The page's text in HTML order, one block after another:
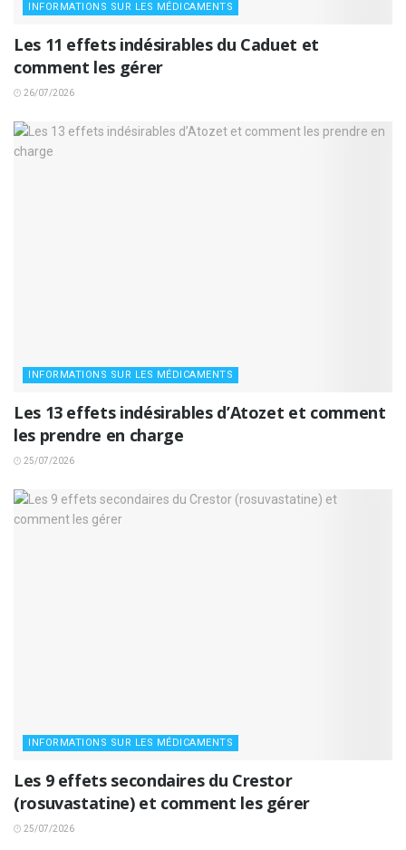
INFORMATIONS SUR LES MÉDICAMENTS
Les 11 effets indésirables du Caduet et
comment les gérer
26/07/2026
INFORMATIONS SUR LES MÉDICAMENTS
Les 13 effets indésirables d’Atozet et comment
les prendre en charge
25/07/2026
INFORMATIONS SUR LES MÉDICAMENTS
Les 9 effets secondaires du Crestor
(rosuvastatine) et comment les gérer
25/07/2026